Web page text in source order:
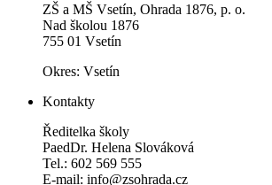
ZŠ a MŠ Vsetín, Ohrada 1876, p. o.
Nad školou 1876
755 01 Vsetín
Okres: Vsetín
Kontakty
Ředitelka školy
PaedDr. Helena Slováková
Tel.: 602 569 555
E-mail: info@zsohrada.cz